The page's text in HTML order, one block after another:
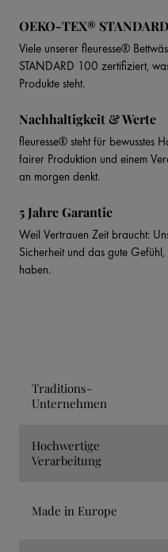
Traditions-
Unternehmen
Hochwertige
Verarbeitung
Made in Europe
OEKO-TEX®
Viele unserer fleuresse®
STANDARD 100 zertifiziert,
Produkte steht.
Nachhaltigkeit & Werte
fleuresse® steht für bewusstes
fairer Produktion und einem
an morgen denkt.
5 Jahre Garantie
Weil Vertrauen Zeit braucht:
Sicherheit und das gute
haben.